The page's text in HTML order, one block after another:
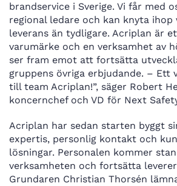
brandservice i Sverige. Vi får med
regional ledare och kan knyta
leverans än tydligare. Acriplan är
varumärke och en verksamhet av
ser fram emot att fortsätta
gruppens övriga erbjudande. – Ett
till team Acriplan!”, säger Robert
koncernchef och VD för Next
Acriplan har sedan starten byggt
expertis, personlig kontakt och
lösningar. Personalen kommer
verksamheten och fortsätta
Grundaren Christian Thorsén